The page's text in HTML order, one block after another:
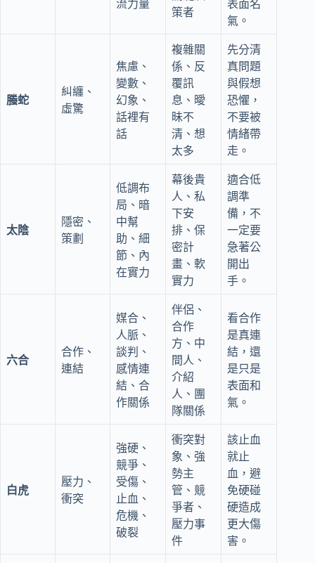
流力量
策者
表面名
氣。
螣蛇
糾纏、
虛驚
焦慮、
變數、
幻象、
話裡有
話
複雜關
係、反
覆訊
息、曖
昧不
清、想
太多
先分清
真問題
與假想
恐懼，
不要被
情緒帶
走。
太陰
隱密、
策劃
低調布
局、暗
中幫
助、細
節、內
在實力
幕後貴
人、私
下安
排、保
密計
畫、軟
實力
適合低
調準
備，不
一定要
急著公
開出
手。
六合
合作、
連結
媒合、
人脈、
談判、
感情連
結、合
作關係
伴侶、
合作
方、中
間人、
介紹
人、團
隊關係
看合作
是真連
結，還
是只是
表面和
氣。
白虎
壓力、
衝突
強硬、
競爭、
受傷、
止血、
危機、
破裂
衝突對
象、強
勢主
管、競
爭者、
壓力事
件
該止血
就止
血，避
免硬碰
硬造成
更大傷
害。